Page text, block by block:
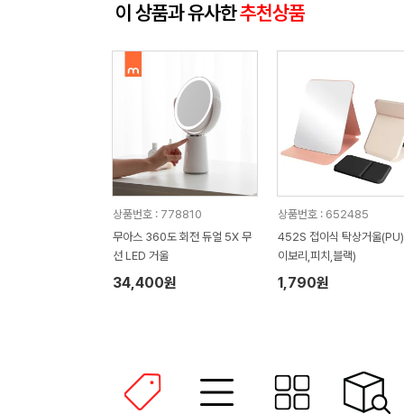
이 상품과 유사한추천상품
상품번호 : 778810
무아스 360도 회전 듀얼 5X 무
선 LED 거울
34,400원
상품번호 : 652485
452S 접이식 탁상거울(PU) (
이보리,피치,블랙)
1,790원